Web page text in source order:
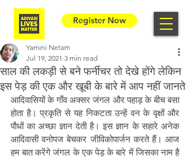
Register Now
साल की लकड़ी से बने फर्नीचर तो देखे होंगे लेकिन
इस पेड़ की एक और खूबी के बारे में आप नहीं जानते
Yamini Netam
Jul 19, 2021 3 min read
आदिवासियों के गाँव अक्सर जंगल और पहाड़ के बीच बसा
होता है। प्रकृति से यह निकटता उन्हें वन के वृक्षों और
पौधों का अच्छा ज्ञान देती है। इस ज्ञान के सहारे अनेक
आदिवासी वनोपज बेचकर जीविकोपार्जन करते हैं। आज
हम बात करेंगे जंगल के एक पेड़ के बारे में जिसका नाम है